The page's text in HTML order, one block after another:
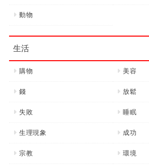
動物
生活
購物 美容
錢 放鬆
失敗 睡眠
生理現象 成功
宗教 環境